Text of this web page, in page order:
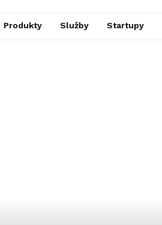
Produkty Služby Startupy